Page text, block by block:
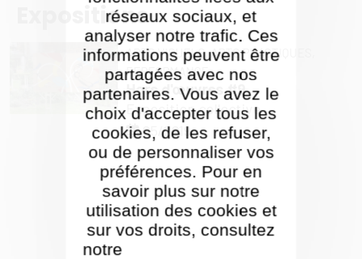
réseaux sociaux, et
analyser notre trafic. Ces
informations peuvent être
partagées avec nos
partenaires. Vous avez le
choix d'accepter tous les
cookies, de les refuser,
ou de personnaliser vos
préférences. Pour en
savoir plus sur notre
utilisation des cookies et
sur vos droits, consultez
notre
Expositions
ARTS VISUELS,ARTS PLASTIQUES,
PERFORMANCE
Hors d'œuvres #9
Exposition collective
05/2019